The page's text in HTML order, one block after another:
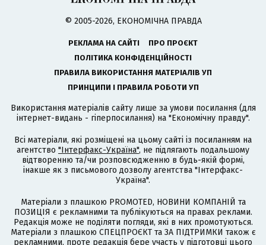
© 2005-2026, ЕКОНОМІЧНА ПРАВДА
РЕКЛАМА НА САЙТІ
ПРО ПРОЄКТ
ПОЛІТИКА КОНФІДЕНЦІЙНОСТІ
ПРАВИЛА ВИКОРИСТАННЯ МАТЕРІАЛІВ УП
ПРИНЦИПИ І ПРАВИЛА РОБОТИ УП
Використання матеріалів сайту лише за умови посилання (для
інтернет-видань - гіперпосилання) на "Економічну правду".
Всі матеріали, які розміщені на цьому сайті із посиланням на
агентство "Інтерфакс-Україна", не підлягають подальшому
відтворенню та/чи розповсюдженню в будь-якій формі,
інакше як з письмового дозволу агентства "Інтерфакс-
Україна".
Матеріали з плашкою PROMOTED, НОВИНИ КОМПАНІЙ та
ПОЗИЦІЯ є рекламними та публікуються на правах реклами.
Редакція може не поділяти погляди, які в них промотуються.
Матеріали з плашкою СПЕЦПРОЄКТ та ЗА ПІДТРИМКИ також є
рекламними, проте редакція бере участь у підготовці цього